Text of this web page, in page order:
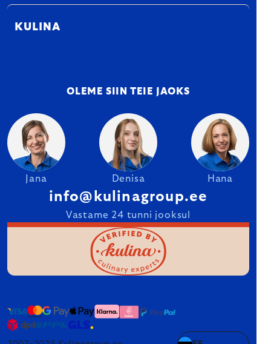
KULINA
OLEME SIIN TEIE JAOKS
Jana Denisa Hana
info@kulinagroup.ee
Vastame 24 tunni jooksul